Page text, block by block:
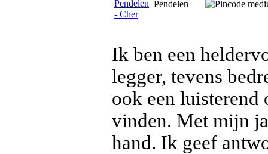
Pendelen
Ik ben een
legger, tevens
ook een luisterend
vinden. Met mijn
hand. Ik geef